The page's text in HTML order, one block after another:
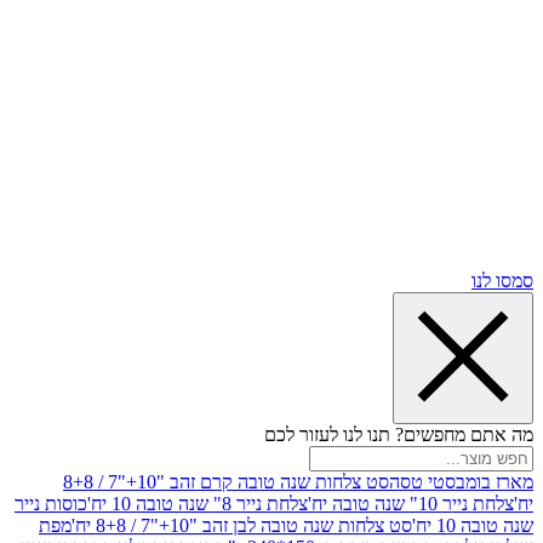
תנו לנו לעזור לכם
טסה
סט צלחות שנה טובה קרם זהב "10+"7 / 8+8
יח'
צלחת נייר 8" שנה טובה 10 יח'
כוסות נייר
סט צלחות שנה טובה לבן זהב "10+"7 / 8+8 יח'
מפת